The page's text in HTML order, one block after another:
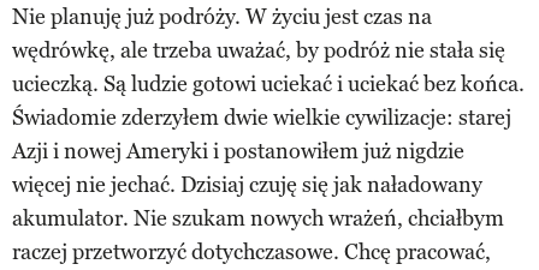
Nie planuję już podróży. W życiu jest czas na
wędrówkę, ale trzeba uważać, by podróż nie stała się
ucieczką. Są ludzie gotowi uciekać i uciekać bez końca.
Świadomie zderzyłem dwie wielkie cywilizacje: starej
Azji i nowej Ameryki i postanowiłem już nigdzie
więcej nie jechać. Dzisiaj czuję się jak naładowany
akumulator. Nie szukam nowych wrażeń, chciałbym
raczej przetworzyć dotychczasowe. Chcę pracować,